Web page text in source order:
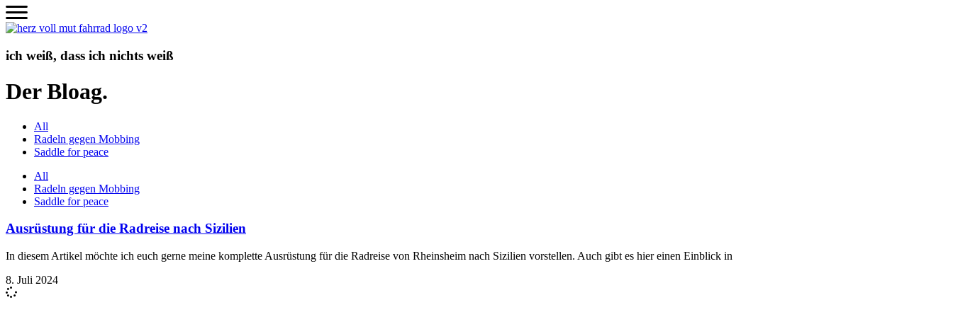
Zum
Inhalt
wechseln
ich weiß, dass ich nichts weiß
Der Bloag.
All
Radeln gegen Mobbing
Saddle for peace
All
Radeln gegen Mobbing
Saddle for peace
Ausrüstung für die Radreise nach Sizilien
In diesem Artikel möchte ich euch gerne meine komplette Ausrüstung für die Radreise von Rheinsheim nach Sizilien vorstellen. Auch gibt es hier einen Einblick in
8. Juli 2024